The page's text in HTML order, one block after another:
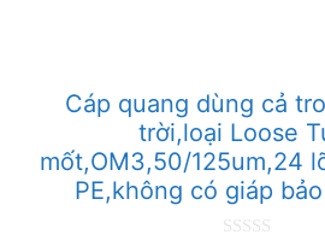
Cáp quang dùng cả
trời,loại Loose
mốt,OM3,50/125um,24
PE,không có giáp